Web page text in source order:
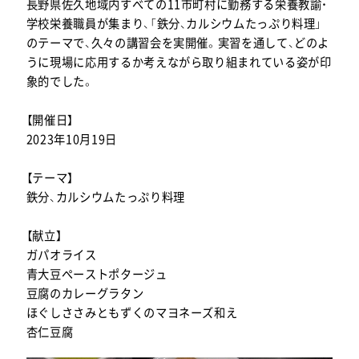
長野県佐久地域内すべての11市町村に勤務する栄養教諭・
学校栄養職員が集まり、「鉄分、カルシウムたっぷり料理」
のテーマで、久々の講習会を実開催。実習を通して、どのよ
うに現場に応用するか考えながら取り組まれている姿が印
象的でした。
【開催日】
2023年10月19日
【テーマ】
鉄分、カルシウムたっぷり料理
【献立】
ガパオライス
青大豆ペーストポタージュ
豆腐のカレーグラタン
ほぐしささみともずくのマヨネーズ和え
杏仁豆腐